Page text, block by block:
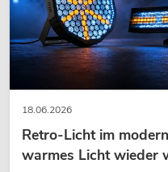
18.06.2026
Retro-Licht im
warmes Licht wieder